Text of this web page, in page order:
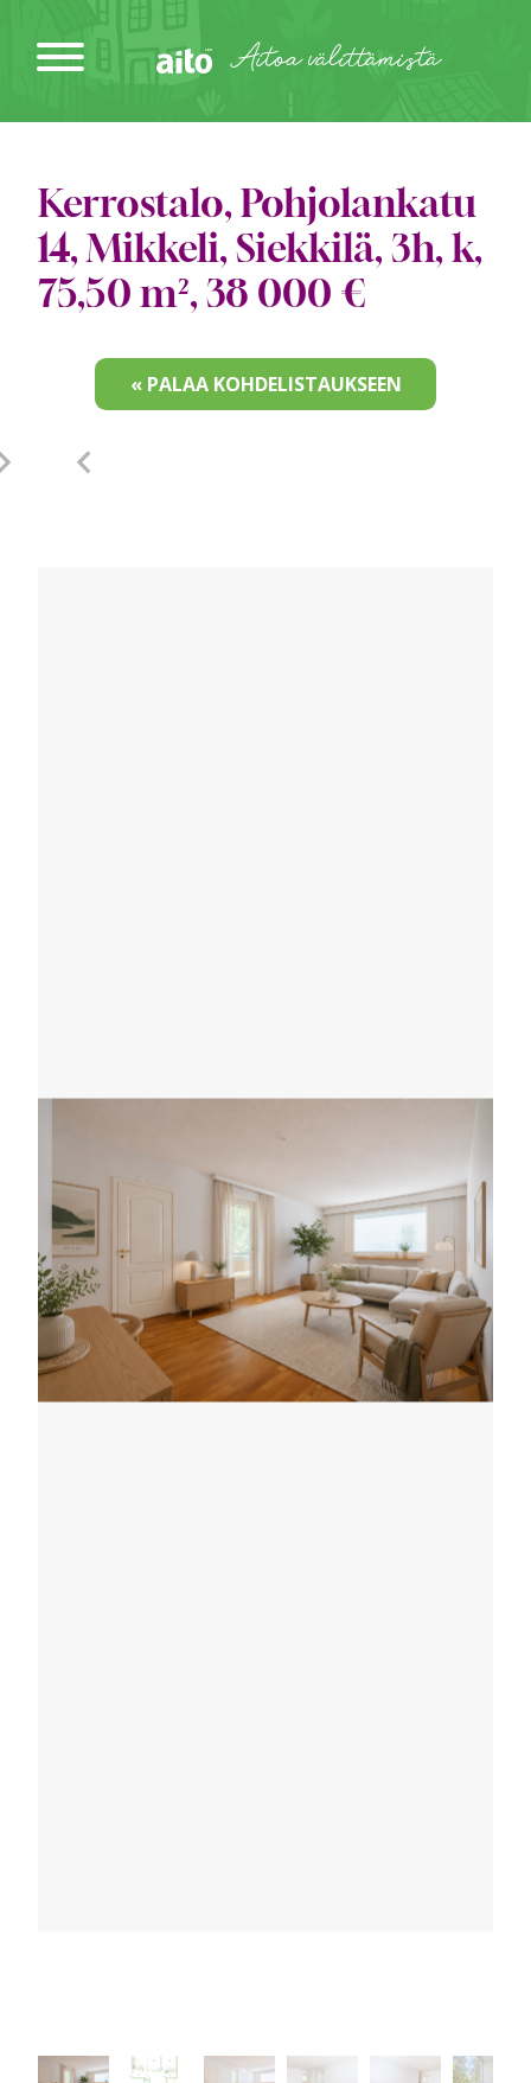
sisältöön
Aitoa välittämistä
Kerrostalo, Pohjolankatu
14, Mikkeli, Siekkilä, 3h, k,
75,50 m², 38 000 €
« PALAA KOHDELISTAUKSEEN